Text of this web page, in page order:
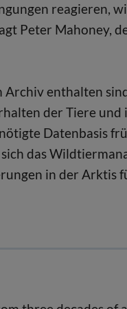
reagieren,
Peter Mahoney,
enthalten
der Tiere und
Datenbasis
das
in der Arktis